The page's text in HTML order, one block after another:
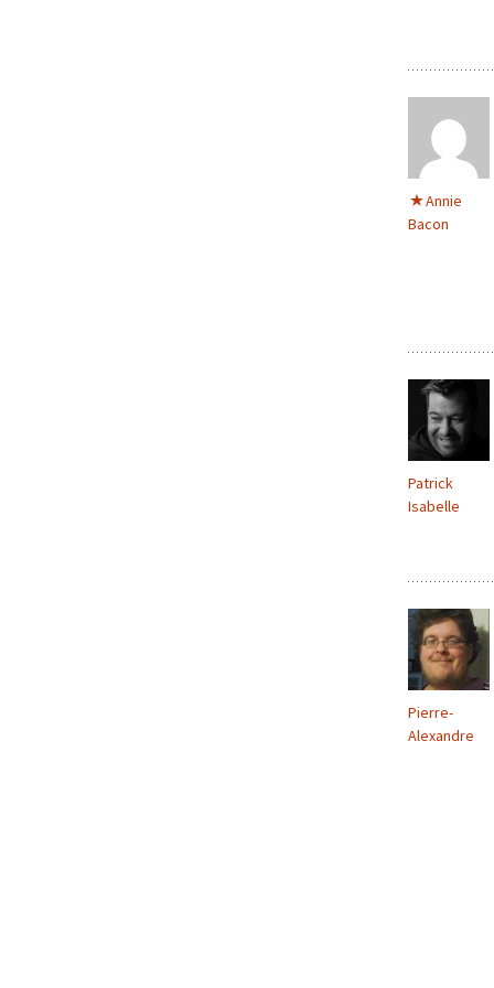
Annie
Bacon
Patrick
Isabelle
Pierre-
Alexandre